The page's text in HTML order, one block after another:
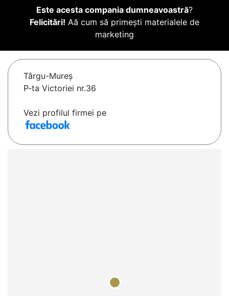
Este acesta compania dumneavoastră?
Felicitări! Aă cum să primești materialele de
marketing
Târgu-Mureş
P-ta Victoriei nr.36
Vezi profilul firmei pe